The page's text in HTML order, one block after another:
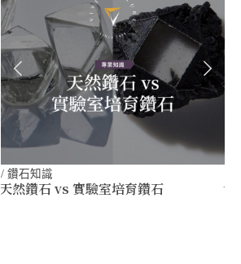
/ 鑽石知識
天然鑽石 vs 實驗室培育鑽石 世